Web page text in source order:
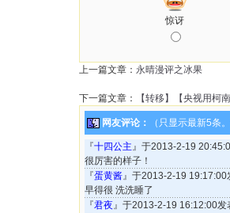
惊讶
上一篇文章： 永晴漫评之冰果
下一篇文章： 【转移】【央视用柯
网友评论： （只显示最新5条
『十四公主』于2013-2-19
很厉害的样子！
『蛋黄酱』于2013-2-19 19:17:00
早得很 洗洗睡了
『君夜』于2013-2-19 16:12:00发